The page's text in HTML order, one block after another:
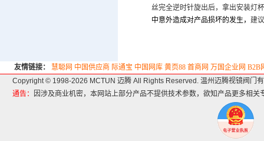
丝完全逆时针旋出后，拿出安装灯杯
中意外造成对产品损坏的发生，
建
友情链接： 慧聪网 中国供应商 际通宝 中国网库 黄页88 首商网 万国企业网 B2B
Copyright © 1998-2026 MCTUN 迈腾 All Rights Reserved. 温州迈腾视镜阀门
通告： 因涉及商业机密，本网站上部分产品不提供技术参数，欲知产品更多相关